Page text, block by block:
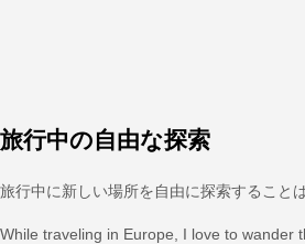
旅行中の自由な探索
旅行中に新しい場所を自由に探索すること
While traveling in Europe, I love to wander